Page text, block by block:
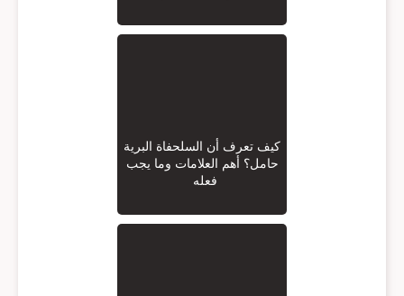
كيف تعرف أن السلحفاة البرية
حامل؟ أهم العلامات وما يجب
فعله